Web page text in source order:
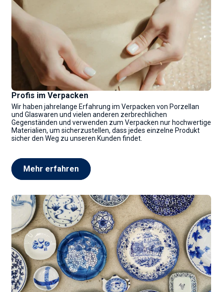
Profis im Verpacken
Wir haben jahrelange Erfahrung im Verpacken von Porzellan
und Glaswaren und vielen anderen zerbrechlichen
Gegenständen und verwenden zum Verpacken nur hochwertige
Materialien, um sicherzustellen, dass jedes einzelne Produkt
sicher den Weg zu unseren Kunden findet.
Mehr erfahren